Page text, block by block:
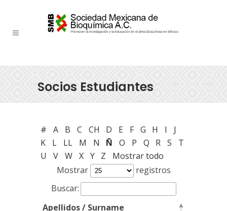
Socios Estudiantes
# A B C CH D E F G H I
J
K
L LL M N Ñ O P Q R S
T
U
V W X Y Z
Mostrar todo
Mostrar
registros
Buscar:
Apellidos / Surname